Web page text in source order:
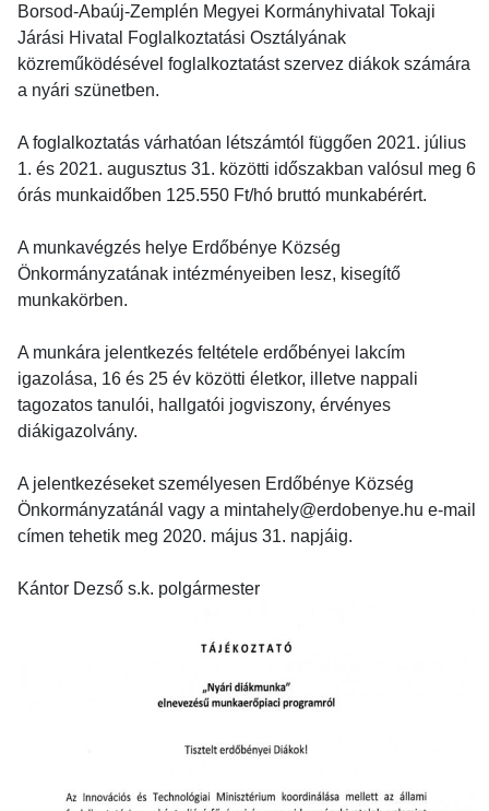
Borsod-Abaúj-Zemplén Megyei Kormányhivatal Tokaji
Járási Hivatal Foglalkoztatási Osztályának
közreműködésével foglalkoztatást szervez diákok számára
a nyári szünetben.
A foglalkoztatás várhatóan létszámtól függően 2021. július
1. és 2021. augusztus 31. közötti időszakban valósul meg 6
órás munkaidőben 125.550 Ft/hó bruttó munkabérért.
A munkavégzés helye Erdőbénye Község
Önkormányzatának intézményeiben lesz, kisegítő
munkakörben.
A munkára jelentkezés feltétele erdőbényei lakcím
igazolása, 16 és 25 év közötti életkor, illetve nappali
tagozatos tanulói, hallgatói jogviszony, érvényes
diákigazolvány.
A jelentkezéseket személyesen Erdőbénye Község
Önkormányzatánál vagy a mintahely@erdobenye.hu e-mail
címen tehetik meg 2020. május 31. napjáig.
Kántor Dezső s.k. polgármester